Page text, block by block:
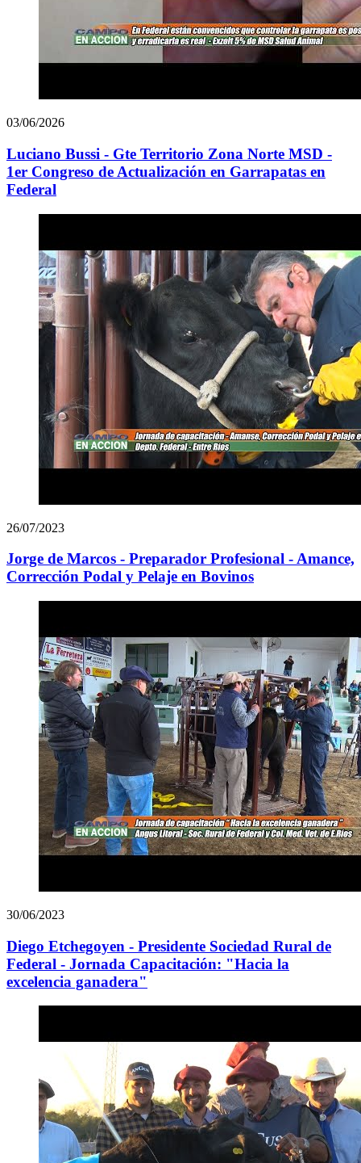
03/06/2026
Luciano Bussi - Gte Territorio Zona Norte MSD -
1er Congreso de Actualización en Garrapatas en
Federal
26/07/2023
Jorge de Marcos - Preparador Profesional - Amance,
Corrección Podal y Pelaje en Bovinos
30/06/2023
Diego Etchegoyen - Presidente Sociedad Rural de
Federal - Jornada Capacitación: "Hacia la
excelencia ganadera"